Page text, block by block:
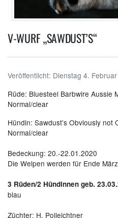
V-WURF „SAWDUST’S“
Veröffentlicht: Dienstag 4.
Rüde: Bluesteel Barbwire Aussie
Normal/clear
Hündin: Sawdust’s Obviously not
Normal/clear
Bedeckung: 20.-22.01.2020
Die Welpen werden für Ende
3 Rüden/2 Hündinnen geb.
blau
Züchter: H. Polleichtner